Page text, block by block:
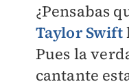
¿Pensabas
Taylor Swift
Pues la
cantante